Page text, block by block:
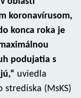
koronavírusom,
konca roka je
podujatia s
uviedla
(MsKS)